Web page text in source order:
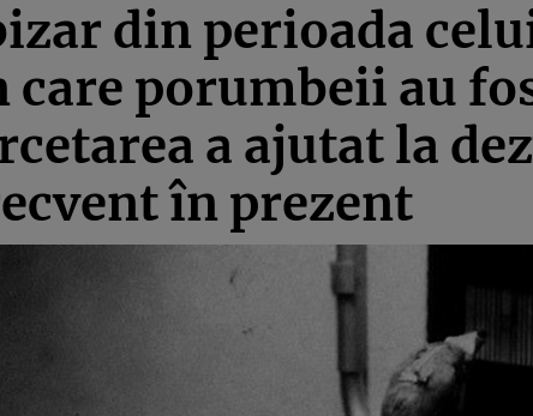
din perioada
porumbeii au
a ajutat la
în prezent